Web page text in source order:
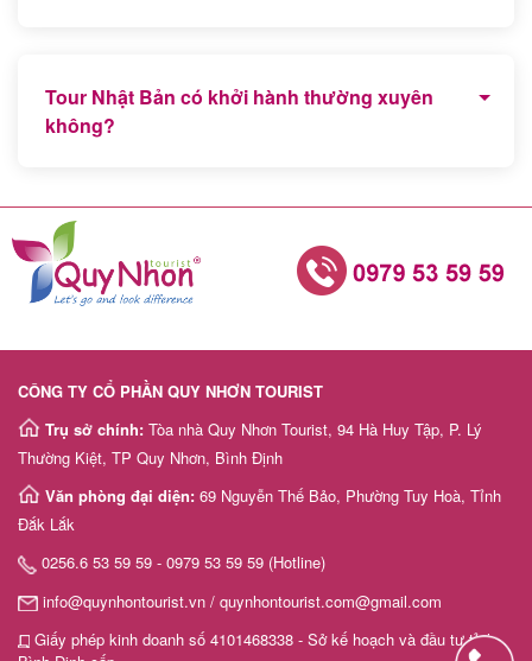
nhận
Tuyển
Liên
hệ
chọn nhiều nhất.
Tour Nhật Bản có khởi hành thường xuyên
không?
khách có nhu cầu vui lòng liên hệ bộ phận tư vấn Quy
Nhơn Tourist để biết thêm thông tin chi tiết
CÔNG TY CỔ PHẦN QUY NHƠN TOURIST
Trụ sở chính: Tòa nhà Quy Nhơn Tourist, 94 Hà Huy Tập, P. Lý
Thường Kiệt, TP Quy Nhơn, Bình Định
Văn phòng đại diện: 69 Nguyễn Thế Bảo, Phường Tuy Hoà, Tỉnh
Đắk Lắk
0256.6 53 59 59 - 0979 53 59 59 (Hotline)
info@quynhontourist.vn / quynhontourist.com@gmail.com
Giấy phép kinh doanh số 4101468338 - Sở kế hoạch và đầu tư tỉnh